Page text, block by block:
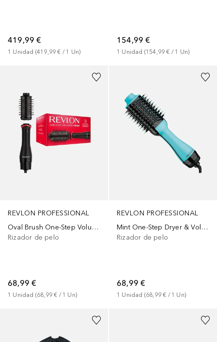
419,99 €
1 Unidad (419,99 € / 1 Un)
154,99 €
1 Unidad (154,99 € / 1 Un)
REVLON PROFESSIONAL
Oval Brush One-Step Volumiser Plus
Rizador de pelo
68,99 €
1 Unidad (68,99 € / 1 Un)
REVLON PROFESSIONAL
Mint One-Step Dryer & Volumiser
Rizador de pelo
68,99 €
1 Unidad (68,99 € / 1 Un)